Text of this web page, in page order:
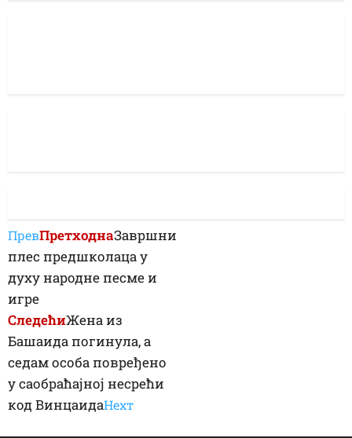
ПревПретходнаЗавршни
плес предшколаца у
духу народне песме и
игре
СледећиЖена из
Башаида погинула, а
седам особа повређено
у саобраћајној несрећи
код ВинцаидаНеxт